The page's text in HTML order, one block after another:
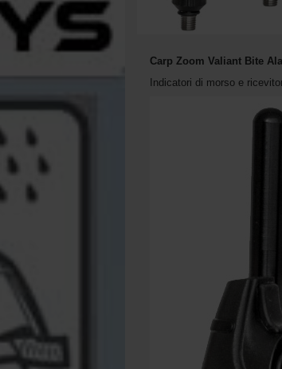
Carp Zoom Valiant Bite
Indicatori di morso e